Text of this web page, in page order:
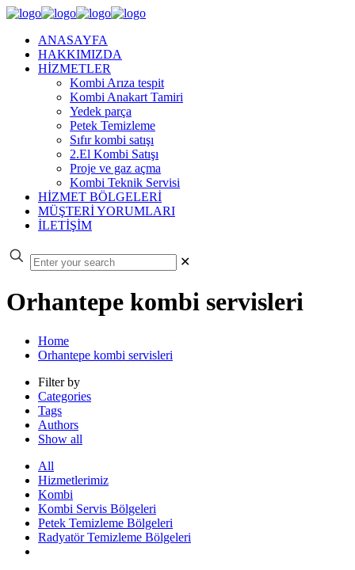
ANASAYFA
HAKKIMIZDA
HİZMETLER
Kombi Arıza tespit
Kombi Anakart Tamiri
Yedek parça
Petek Temizleme
Sıfır kombi satışı
2.El Kombi Satışı
Proje ve gaz açma
Kombi Teknik Servisi
HİZMET BÖLGELERİ
MÜŞTERİ YORUMLARI
İLETİŞİM
✕
Orhantepe kombi servisleri
Home
Orhantepe kombi servisleri
Filter by
Categories
Tags
Authors
Show all
All
Hizmetlerimiz
Kombi
Kombi Servis Bölgeleri
Petek Temizleme Bölgeleri
Radyatör Temizleme Bölgeleri